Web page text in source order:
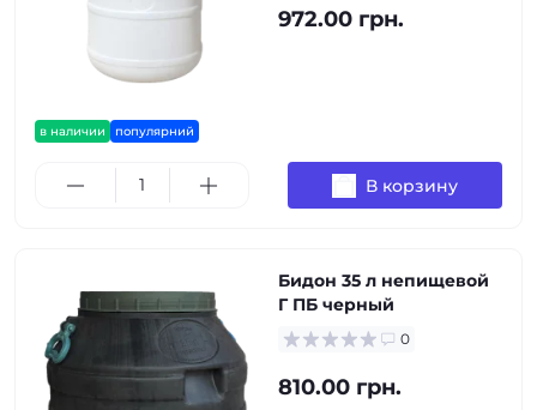
в наличии популярний
972.00 грн.
В корзину
Бидон 35 л непищевой
Г ПБ черный
0
810.00 грн.